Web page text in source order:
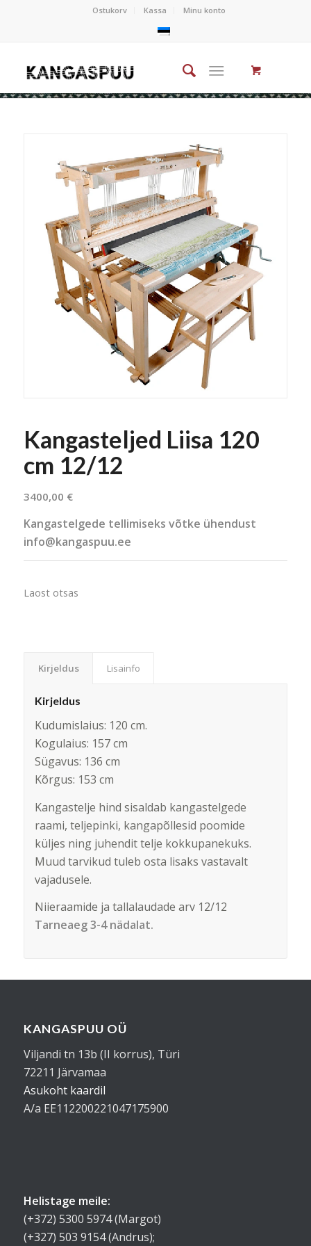
Ostukorv Kassa Minu konto
Kangasteljed Liisa 120
cm 12/12
3400,00 €
Kangastelgede tellimiseks võtke ühendust
info@kangaspuu.ee
Laost otsas
Kirjeldus Lisainfo
Kirjeldus
Kudumislaius: 120 cm.
Kogulaius: 157 cm
Sügavus: 136 cm
Kõrgus: 153 cm
Kangastelje hind sisaldab kangastelgede
raami, teljepinki, kangapõllesid poomide
küljes ning juhendit telje kokkupanekuks.
Muud tarvikud tuleb osta lisaks vastavalt
vajadusele.
Niieraamide ja tallalaudade arv 12/12
Tarneaeg 3-4 nädalat.
KANGASPUU OÜ
Viljandi tn 13b (II korrus), Türi
72211 Järvamaa
Asukoht kaardil
A/a EE112200221047175900
Helistage meile:
(+372) 5300 5974 (Margot)
(+327) 503 9154 (Andrus);